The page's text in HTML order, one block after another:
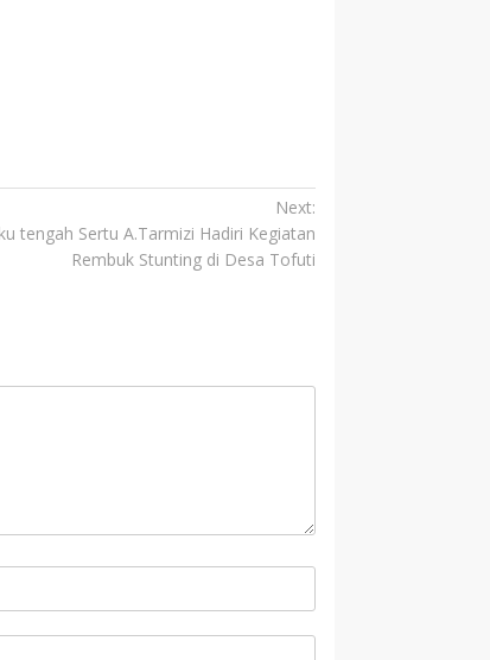
Next:
tengah Sertu A.Tarmizi Hadiri Kegiatan
Rembuk Stunting di Desa Tofuti